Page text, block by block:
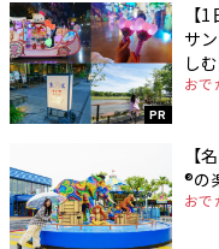
PR
【
サ
し
おで
【
®️の
おで